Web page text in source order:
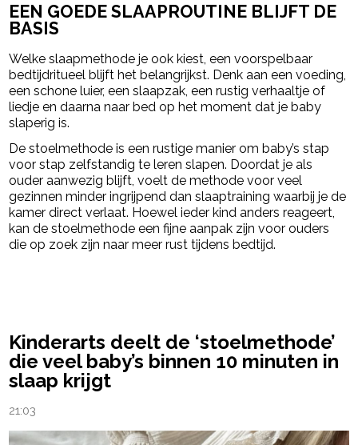
EEN GOEDE SLAAPROUTINE BLIJFT DE
BASIS
Welke slaapmethode je ook kiest, een voorspelbaar
bedtijdritueel blijft het belangrijkst. Denk aan een voeding,
een schone luier, een slaapzak, een rustig verhaaltje of
liedje en daarna naar bed op het moment dat je baby
slaperig is.
De stoelmethode is een rustige manier om baby’s stap
voor stap zelfstandig te leren slapen. Doordat je als
ouder aanwezig blijft, voelt de methode voor veel
gezinnen minder ingrijpend dan slaaptraining waarbij je de
kamer direct verlaat. Hoewel ieder kind anders reageert,
kan de stoelmethode een fijne aanpak zijn voor ouders
die op zoek zijn naar meer rust tijdens bedtijd.
Kinderarts deelt de ‘stoelmethode’
die veel baby’s binnen 10 minuten in
slaap krijgt
21:03